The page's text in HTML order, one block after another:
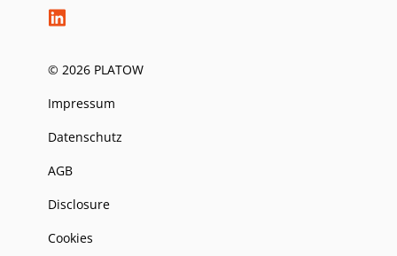
© 2026 PLATOW
Impressum
Datenschutz
AGB
Disclosure
Cookies